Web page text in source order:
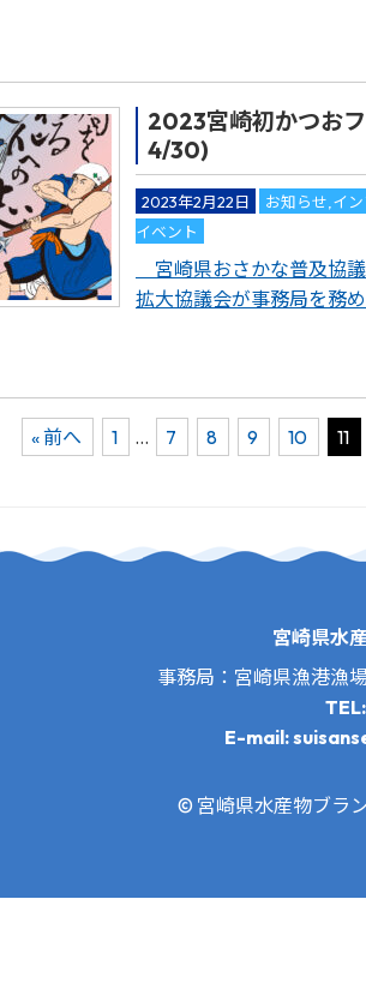
2023宮崎初かつお
4/30)
2023年2月22日 お知らせ イ
イベント
宮崎県おさかな普及協
拡大協議会が事務局を務
« 前へ 1 … 7 8 9 10 11
宮崎県水
事務局：宮崎県漁港漁
E-mail:
© 宮崎県水産物ブラ